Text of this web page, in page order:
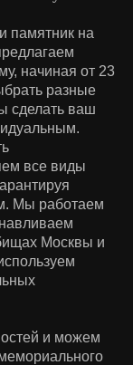
памятник на
начиная от 23
разные
сделать ваш
все виды
Мы работаем
Москвы и
и можем